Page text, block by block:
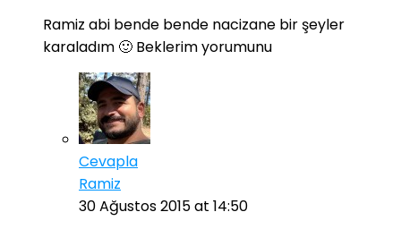
Ramiz abi bende bende nacizane bir şeyler
karaladım 🙂 Beklerim yorumunu
Cevapla
Ramiz
30 Ağustos 2015 at 14:50